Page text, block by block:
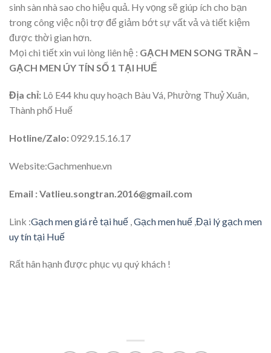
sinh sàn nhà sao cho hiệu quả. Hy vọng sẽ giúp ích cho bạn
trong công việc nội trợ để giảm bớt sự vất vả và tiết kiệm
được thời gian hơn.
Mọi chi tiết xin vui lòng liên hệ : GẠCH MEN SONG TRẦN –
GẠCH MEN ÚY TÍN SỐ 1 TẠI HUẾ
Địa chỉ: Lô E44 khu quy hoạch Bàu Vá, Phường Thuỷ Xuân,
Thành phố Huế
Hotline/Zalo:0929.15.16.17
Website:Gachmenhue.vn
Email : Vatlieu.songtran.2016@gmail.com
Link :Gạch men giá rẻ tại huế Gạch men huế Đại lý gạch men
uy tín tại Huế
Rất hân hạnh được phục vụ quý khách !